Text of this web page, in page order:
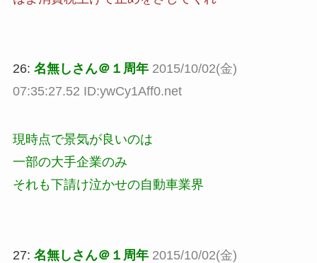
26: 名無しさん＠１周年 2015/10/02(金)
07:35:27.52 ID:ywCy1Aff0.net
現時点で景気が良いのは
一部の大手企業のみ
それも下請け泣かせの自動車業界
27: 名無しさん＠１周年 2015/10/02(金)